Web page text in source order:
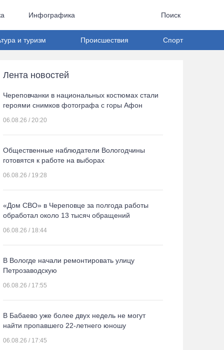
Инфографика Поиск
и туризм Происшествия Спорт
Лента новостей
Череповчанки в национальных костюмах стали
героями снимков фотографа с горы Афон
06.08.26 / 20:20
Общественные наблюдатели Вологодчины
готовятся к работе на выборах
06.08.26 / 19:28
«Дом СВО» в Череповце за полгода работы
обработал около 13 тысяч обращений
06.08.26 / 18:44
В Вологде начали ремонтировать улицу
Петрозаводскую
06.08.26 / 17:55
В Бабаево уже более двух недель не могут
найти пропавшего 22-летнего юношу
06.08.26 / 17:45